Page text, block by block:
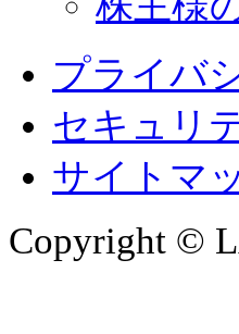
プライバ
セキュリ
サイトマ
Copyright ©